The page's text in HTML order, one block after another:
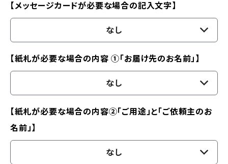
【メッセージカードが必要な場合の記入文字】
なし
【紙札が必要な場合の内容 ①「お届け先のお名前」】
なし
【紙札が必要な場合の内容②「ご用途」と「ご依頼主のお
名前」】
なし